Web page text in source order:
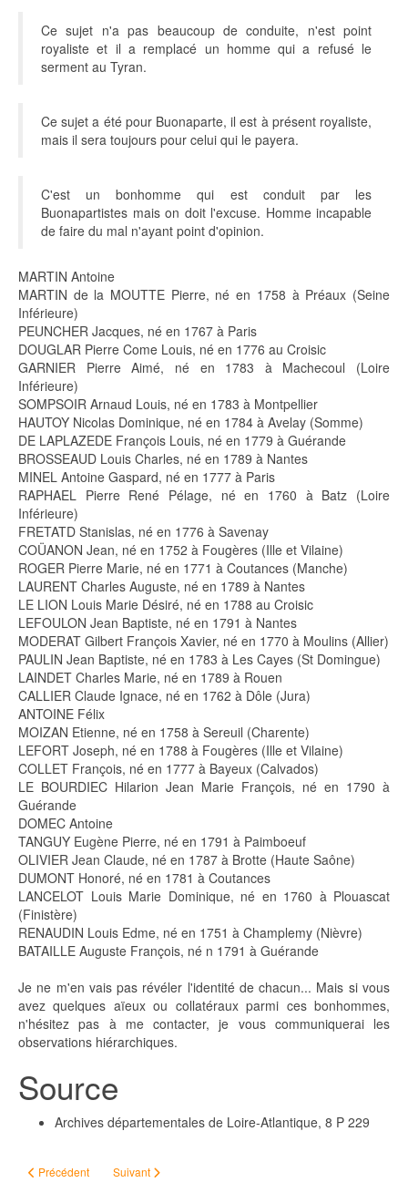
Ce sujet n'a pas beaucoup de conduite, n'est point
royaliste et il a remplacé un homme qui a refusé le
serment au Tyran.
Ce sujet a été pour Buonaparte, il est à présent royaliste,
mais il sera toujours pour celui qui le payera.
C'est un bonhomme qui est conduit par les
Buonapartistes mais on doit l'excuse. Homme incapable
de faire du mal n'ayant point d'opinion.
MARTIN Antoine
MARTIN de la MOUTTE Pierre, né en 1758 à Préaux (Seine
Inférieure)
PEUNCHER Jacques, né en 1767 à Paris
DOUGLAR Pierre Come Louis, né en 1776 au Croisic
GARNIER Pierre Aimé, né en 1783 à Machecoul (Loire
Inférieure)
SOMPSOIR Arnaud Louis, né en 1783 à Montpellier
HAUTOY Nicolas Dominique, né en 1784 à Avelay (Somme)
DE LAPLAZEDE François Louis, né en 1779 à Guérande
BROSSEAUD Louis Charles, né en 1789 à Nantes
MINEL Antoine Gaspard, né en 1777 à Paris
RAPHAEL Pierre René Pélage, né en 1760 à Batz (Loire
Inférieure)
FRETATD Stanislas, né en 1776 à Savenay
COÜANON Jean, né en 1752 à Fougères (Ille et Vilaine)
ROGER Pierre Marie, né en 1771 à Coutances (Manche)
LAURENT Charles Auguste, né en 1789 à Nantes
LE LION Louis Marie Désiré, né en 1788 au Croisic
LEFOULON Jean Baptiste, né en 1791 à Nantes
MODERAT Gilbert François Xavier, né en 1770 à Moulins (Allier)
PAULIN Jean Baptiste, né en 1783 à Les Cayes (St Domingue)
LAINDET Charles Marie, né en 1789 à Rouen
CALLIER Claude Ignace, né en 1762 à Dôle (Jura)
ANTOINE Félix
MOIZAN Etienne, né en 1758 à Sereuil (Charente)
LEFORT Joseph, né en 1788 à Fougères (Ille et Vilaine)
COLLET François, né en 1777 à Bayeux (Calvados)
LE BOURDIEC Hilarion Jean Marie François, né en 1790 à
Guérande
DOMEC Antoine
TANGUY Eugène Pierre, né en 1791 à Paimboeuf
OLIVIER Jean Claude, né en 1787 à Brotte (Haute Saône)
DUMONT Honoré, né en 1781 à Coutances
LANCELOT Louis Marie Dominique, né en 1760 à Plouascat
(Finistère)
RENAUDIN Louis Edme, né en 1751 à Champlemy (Nièvre)
BATAILLE Auguste François, né n 1791 à Guérande
Je ne m'en vais pas révéler l'identité de chacun... Mais si vous
avez quelques aïeux ou collatéraux parmi ces bonhommes,
n'hésitez pas à me contacter, je vous communiquerai les
observations hiérarchiques.
Source
Archives départementales de Loire-Atlantique, 8 P 229
Article précédent : Manifestation
Précédent Article suivant : Crues de la Dronne à Brantôme
Suivant